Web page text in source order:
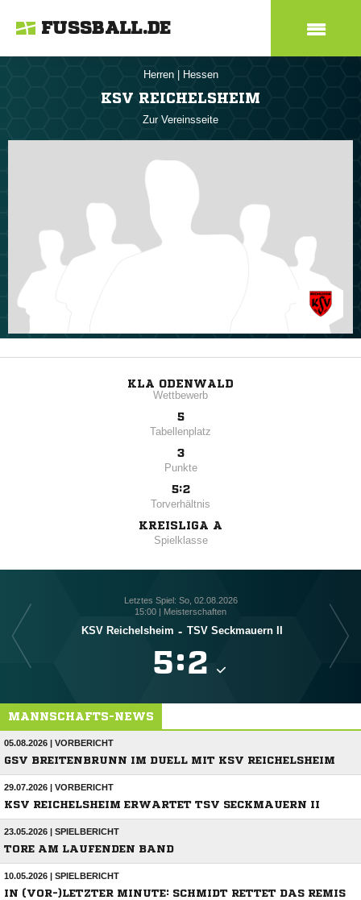
FUSSBALL.DE
Herren Hessen
KSV REICHELSHEIM
Zur Vereinsseite
KLA ODENWALD
Wettbewerb
5
Tabellenplatz
3
Punkte
5:2
Torverhältnis
KREISLIGA A
Spielklasse
Letztes Spiel: So, 02.08.2026
15:00 | Meisterschaften
KSV Reichelsheim - TSV Seckmauern II
:
MANNSCHAFTS-NEWS
05.08.2026 | VORBERICHT
GSV BREITENBRUNN IM DUELL MIT KSV REICHELSHEIM
29.07.2026 | VORBERICHT
KSV REICHELSHEIM ERWARTET TSV SECKMAUERN II
23.05.2026 | SPIELBERICHT
TORE AM LAUFENDEN BAND
10.05.2026 | SPIELBERICHT
IN (VOR-)LETZTER MINUTE: SCHMIDT RETTET DAS REMIS